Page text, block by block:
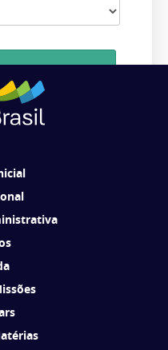
comunicações da ADIT